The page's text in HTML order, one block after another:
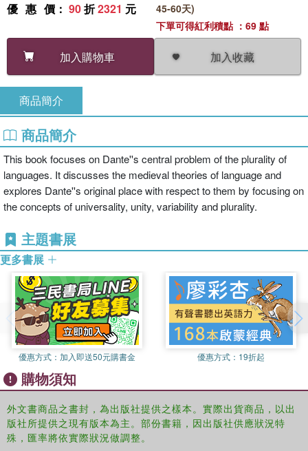
優惠價 ： 90折2321 元
加入購物車 加入收藏
45-60天)
下單可得紅利積點 ：69 點
商品簡介
商品簡介
This book focuses on Dante''s central problem of the plurality of
languages. It discusses the medieval theories of language and
explores Dante''s original place with respect to them by focusing on
the concepts of universality, unity, variability and plurality.
主題書展
更多書展
優惠方式： 加入即送50元購書金 優惠方式： 19折起
購物須知
外文書商品之書封，為出版社提供之樣本。實際出貨商品，以出
版社所提供之現有版本為主。部份書籍，因出版社供應狀況特
殊，匯率將依實際狀況做調整。